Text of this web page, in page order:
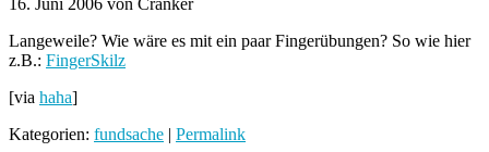
Langeweile? Wie wäre es mit ein paar Fingerübungen? So wie hier
z.B.: FingerSkilz
[via haha]
Kategorien: fundsache | Permalink